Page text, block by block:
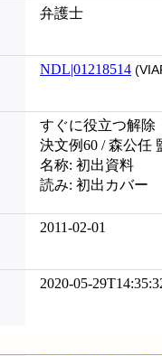
弁護士
NDL|01218514
すぐに役立つ解除
決文例60 / 森公任
名称: 初出資料
読み: 初出カバー
2011-02-01
2020-05-